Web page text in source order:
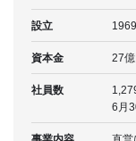
設立
資本金
27億
社員数
6月